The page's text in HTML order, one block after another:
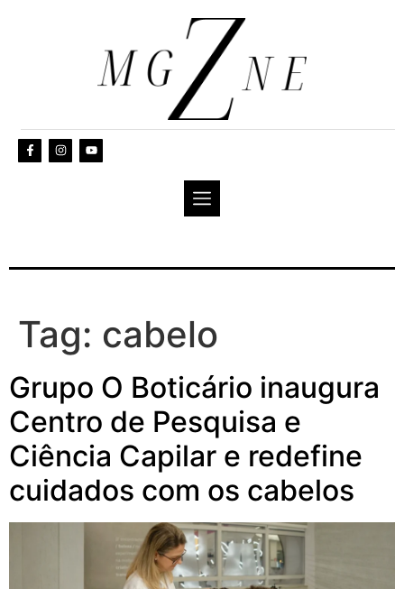
Tag: cabelo
Grupo O Boticário inaugura
Centro de Pesquisa e
Ciência Capilar e redefine
cuidados com os cabelos